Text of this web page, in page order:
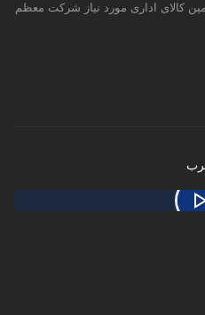
کالای اداری مورد نیاز شرکت معظم